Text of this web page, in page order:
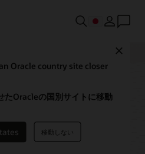
Oracle country site closer
たOracleの国別サイトに移動
移動しない